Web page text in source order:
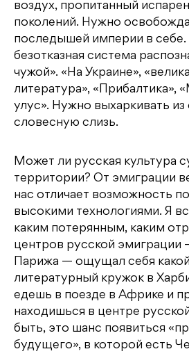
воздух, пропитанный
поколений. Нужно
последышей империи в
безотказная система
чужой». «На Украине»,
литература», «Прибалтика»,
улус». Нужно выхаркивать
словесную слизь.
Может ли русская культура
территории? От эмиграции
нас отличает возможность
высокими технологиями. Я
каким потерянным, каким
центров русской эмиграции
Парижа — ощущал себя
литературный кружок в
едешь в поезде в Африке и
находишься в центре
быть, это шанс появиться
будущего», в которой есть